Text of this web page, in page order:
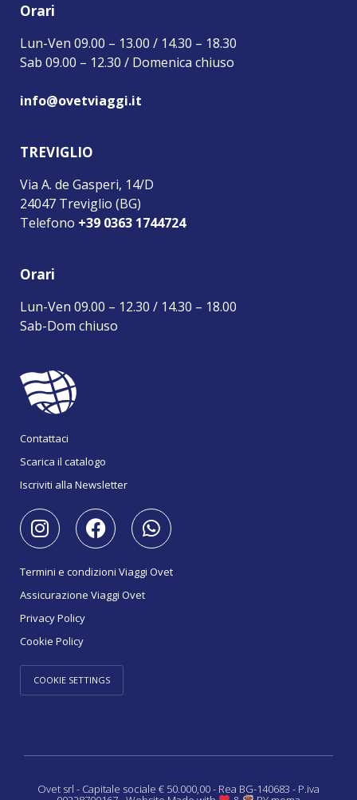
Orari
Lun-Ven 09.00 – 13.00 / 14.30 – 18.30
Sab 09.00 – 12.30 / Domenica chiuso
info@ovetviaggi.it
TREVIGLIO
Via A. de Gasperi, 14/D
24047 Treviglio (BG)
Telefono +39 0363 1744724
Orari
Lun-Ven 09.00 – 12.30 / 14.30 – 18.00
Sab-Dom chiuso
Contattaci
Scarica il catalogo
Iscriviti alla Newsletter
Termini e condizioni Viaggi Ovet
Assicurazione Viaggi Ovet
Privacy Policy
Cookie Policy
COOKIE SETTINGS
Ovet srl - Capitale sociale € 50.000,00 - Rea BG-140683 - P.iva